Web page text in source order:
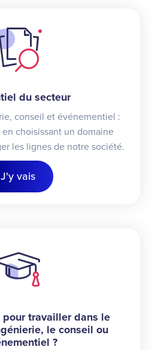
du secteur
conseil et événementiel :
choisissant un domaine
les lignes de notre société.
J'y vais
travailler dans le
le conseil ou
?